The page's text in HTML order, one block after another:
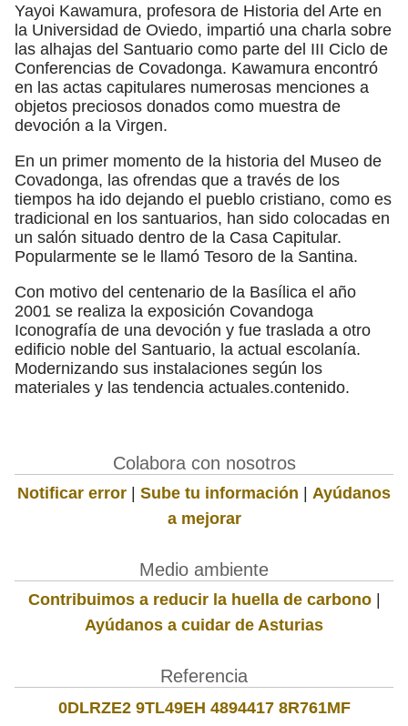
Yayoi Kawamura, profesora de Historia del Arte en
la Universidad de Oviedo, impartió una charla sobre
las alhajas del Santuario como parte del III Ciclo de
Conferencias de Covadonga. Kawamura encontró
en las actas capitulares numerosas menciones a
objetos preciosos donados como muestra de
devoción a la Virgen.
En un primer momento de la historia del Museo de
Covadonga, las ofrendas que a través de los
tiempos ha ido dejando el pueblo cristiano, como es
tradicional en los santuarios, han sido colocadas en
un salón situado dentro de la Casa Capitular.
Popularmente se le llamó Tesoro de la Santina.
Con motivo del centenario de la Basílica el año
2001 se realiza la exposición Covandoga
Iconografía de una devoción y fue traslada a otro
edificio noble del Santuario, la actual escolanía.
Modernizando sus instalaciones según los
materiales y las tendencia actuales.contenido.
Colabora con nosotros
Notificar error | Sube tu información | Ayúdanos
a mejorar
Medio ambiente
Contribuimos a reducir la huella de carbono|
Ayúdanos a cuidar de Asturias
Referencia
0DLRZE2 9TL49EH 4894417 8R761MF